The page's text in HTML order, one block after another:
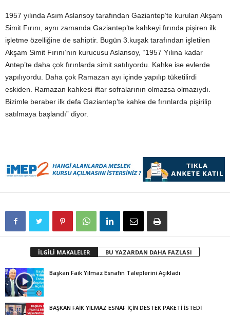
1957 yılında Asım Aslansoy tarafından Gaziantep’te kurulan Akşam
Simit Fırını, aynı zamanda Gaziantep’te kahkeyi fırında pişiren ilk
işletme özelliğine de sahiptir. Bugün 3.kuşak tarafından işletilen
Akşam Simit Fırını’nın kurucusu Aslansoy, “1957 Yılına kadar
Antep’te daha çok fırınlarda simit satılıyordu. Kahke ise evlerde
yapılıyordu. Daha çok Ramazan ayı içinde yapılıp tüketilirdi
eskiden. Ramazan kahkesi iftar sofralarının olmazsa olmazıydı.
Bizimle beraber ilk defa Gaziantep’te kahke de fırınlarda pişirilip
satılmaya başlandı” diyor.
İLGİLİ MAKALELER BU YAZARDAN DAHA FAZLASI
Başkan Faik Yılmaz Esnafın Taleplerini Açıkladı
BAŞKAN FAİK YILMAZ ESNAF İÇİN DESTEK PAKETİ İSTEDİ